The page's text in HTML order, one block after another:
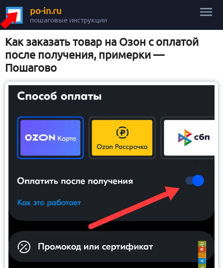
po-in.ru
пошаговые инструкции
Как заказать товар на Озон с оплатой
после получения, примерки —
Пошагово